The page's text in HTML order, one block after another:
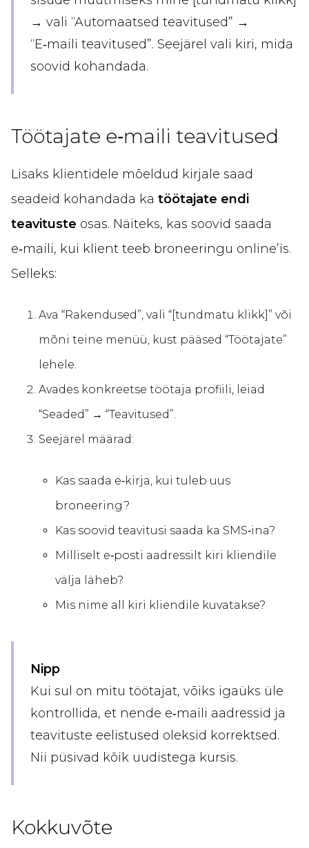
→ vali “Automaatsed teavitused” →
“E‑maili teavitused”. Seejärel vali kiri, mida
soovid kohandada.
Töötajate e‑maili teavitused
Lisaks klientidele mõeldud kirjale saad
seadeid kohandada ka töötajate endi
teavituste osas. Näiteks, kas soovid saada
e‑maili, kui klient teeb broneeringu online’is.
Selleks:
Ava “Rakendused”, vali “[tundmatu klikk]” või
mõni teine menüü, kust pääsed “Töötajate”
lehele.
Avades konkreetse töötaja profiili, leiad
“Seaded” → “Teavitused”.
Seejärel määrad:
Kas saada e‑kirja, kui tuleb uus
broneering?
Kas soovid teavitusi saada ka SMS‑ina?
Milliselt e‑posti aadressilt kiri kliendile
välja läheb?
Mis nime all kiri kliendile kuvatakse?
Nipp
Kui sul on mitu töötajat, võiks igaüks üle
kontrollida, et nende e‑maili aadressid ja
teavituste eelistused oleksid korrektsed.
Nii püsivad kõik uudistega kursis.
Kokkuvõte